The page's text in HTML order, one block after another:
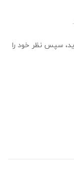
سپس نظر خود را